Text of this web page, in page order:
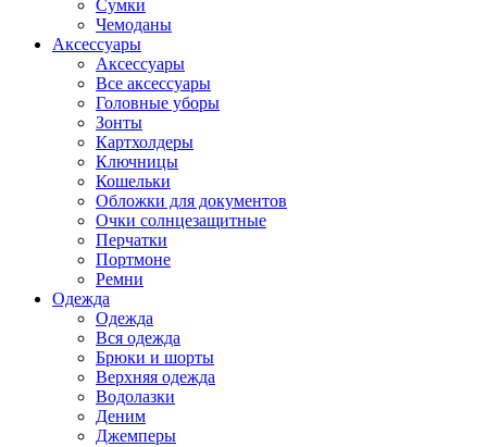
Сумки
Чемоданы
Аксессуары
Аксессуары
Все аксессуары
Головные уборы
Зонты
Картхолдеры
Ключницы
Кошельки
Обложки для документов
Очки солнцезащитные
Перчатки
Портмоне
Ремни
Одежда
Одежда
Вся одежда
Брюки и шорты
Верхняя одежда
Водолазки
Деним
Джемперы